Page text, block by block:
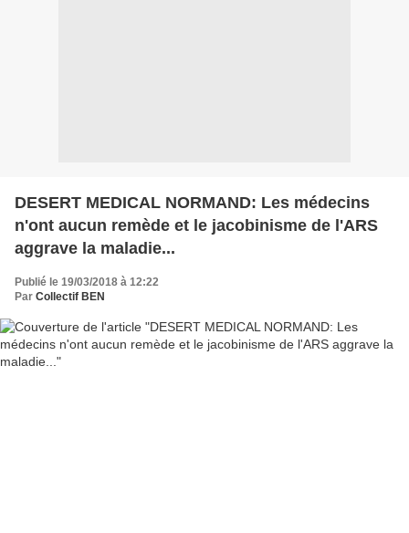
DESERT MEDICAL NORMAND: Les médecins
n'ont aucun remède et le jacobinisme de l'ARS
aggrave la maladie...
Publié le 19/03/2018 à 12:22
Par Collectif BEN